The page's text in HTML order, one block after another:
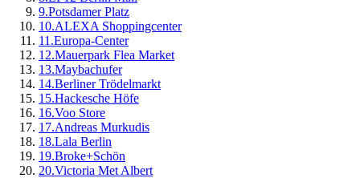
9.Potsdamer Platz
10.ALEXA Shoppingcenter
11 .Europa-Center
12.Mauerpark Flea Market
13.Maybachufer
14.Berliner Trödelmarkt
15.Hackesche Höfe
16.Voo Store
17.Andreas Murkudis
18.Lala Berlin
19.Broke+Schön
20.Victoria Met Albert